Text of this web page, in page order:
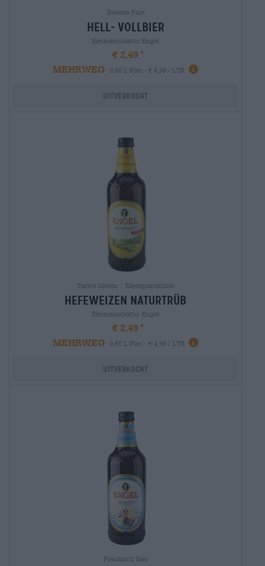
Beierse Pale
hell- vollbier
Biermanufaktur Engel
€ 2,49
MEHRWEG
0,50 L Fles - € 4,98 / LTR
Uitverkocht
Tarwe bieren | Meergranenbier
hefeweizen naturtrüb
Biermanufaktur Engel
€ 2,49
MEHRWEG
0,50 L Fles - € 4,98 / LTR
Uitverkocht
Frankisch bier